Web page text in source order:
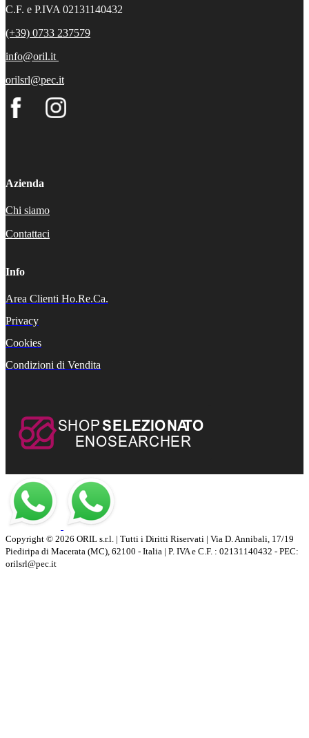
C.F. e P.IVA 02131140432
(+39) 0733 237579
info@oril.it
orilsrl@pec.it
Azienda
Chi siamo
Contattaci
Info
Area Clienti Ho.Re.Ca.
Privacy
Cookies
Condizioni di Vendita
Copyright © 2026 ORIL s.r.l. | Tutti i Diritti Riservati | Via D. Annibali, 17/19
Piediripa di Macerata (MC), 62100 - Italia | P. IVA e C.F. : 02131140432 - PEC:
orilsrl@pec.it